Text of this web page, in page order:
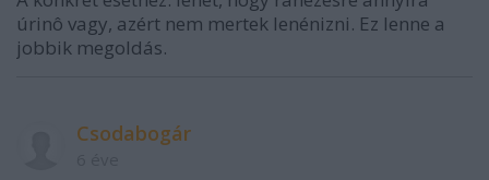
úrinô vagy, azért nem mertek lenénizni. Ez lenne a
jobbik megoldás.
Csodabogár